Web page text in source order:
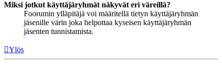
Miksi jotkut käyttäjäryhmät näkyvät eri väreillä?
Foorumin ylläpitäjä voi määritellä tietyn käyttäjäryhmän
jäsenille värin joka helpottaa kyseisen käyttäjäryhmän
jäsenten tunnistamista.
Ylös